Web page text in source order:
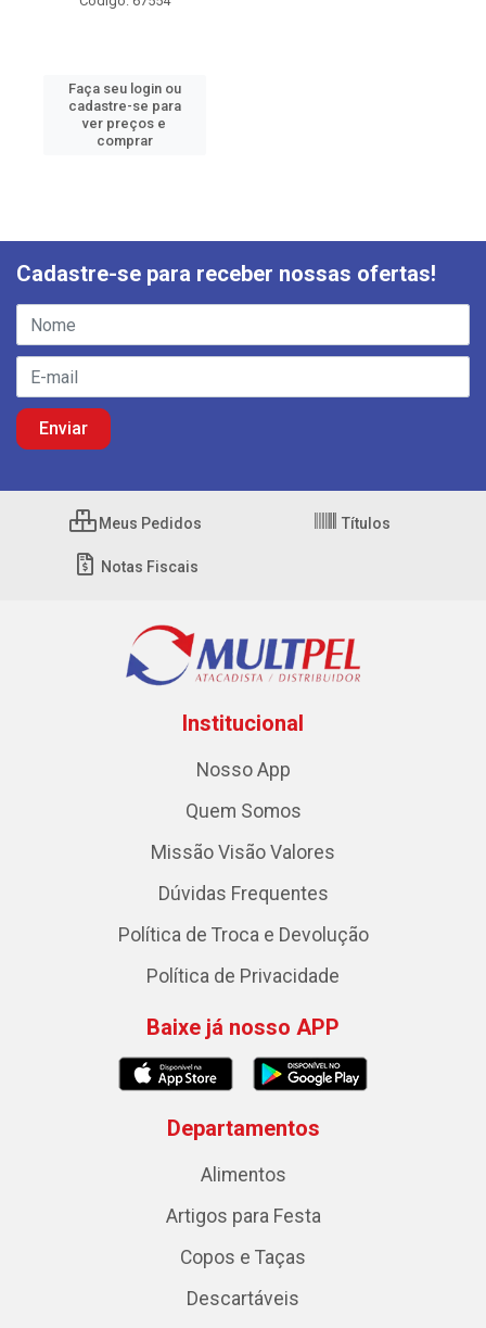
Faça seu login ou
cadastre-se para
ver preços e
comprar
Cadastre-se para receber nossas ofertas!
Meus Pedidos Títulos
Notas Fiscais
Institucional
Nosso App
Quem Somos
Missão Visão Valores
Dúvidas Frequentes
Política de Troca e Devolução
Política de Privacidade
Baixe já nosso APP
Departamentos
Alimentos
Artigos para Festa
Copos e Taças
Descartáveis